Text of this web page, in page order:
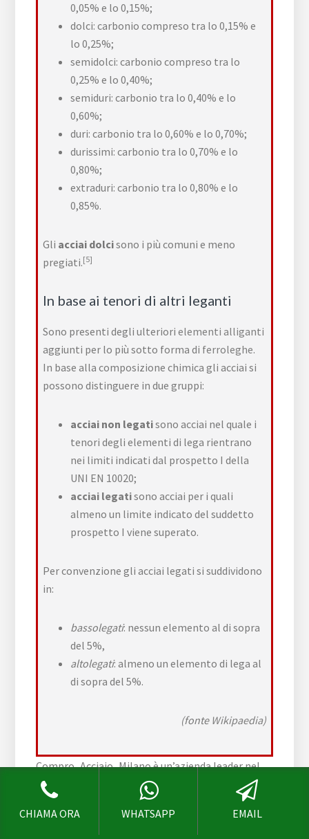
0,05% e lo 0,15%;
dolci: carbonio compreso tra lo 0,15% e
lo 0,25%;
semidolci: carbonio compreso tra lo
0,25% e lo 0,40%;
semiduri: carbonio tra lo 0,40% e lo
0,60%;
duri: carbonio tra lo 0,60% e lo 0,70%;
durissimi: carbonio tra lo 0,70% e lo
0,80%;
extraduri: carbonio tra lo 0,80% e lo
0,85%.
Gli acciai dolcisono i più comuni e meno
pregiati.[5]
In base ai tenori di altri leganti
Sono presenti degli ulteriorielementi alliganti
aggiunti per lo più sotto forma di ferroleghe.
In base alla composizione chimica gli acciai si
possono distinguere in due gruppi:
acciai non legatisono acciai nel quale i
tenori degli elementi di lega rientrano
nei limiti indicati dal prospetto I della
UNI EN 10020;
acciai legatisono acciai per i quali
almeno un limite indicato del suddetto
prospetto I viene superato.
Per convenzione gli acciai legati si suddividono
in:
bassolegati: nessun elemento al di sopra
del 5%,
altolegati: almeno un elemento di lega al
di sopra del 5%.
(fonte Wikipaedia)
Compro_Acciaio_Milano è un’azienda leader nel
Ritiro Acciaio Santhià
, le nostre valutazioni sono
molto competitive, contattaci per informazioni!
CHIAMA ORA
WHATSAPP EMAIL